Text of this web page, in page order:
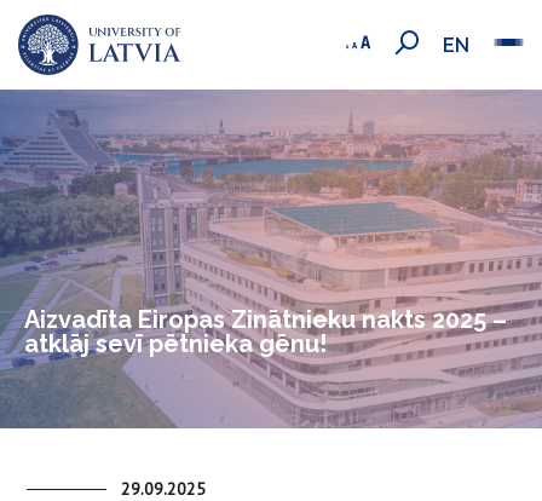
EN
Aizvadīta Eiropas Zinātnieku nakts 2025 –
atklāj sevī pētnieka gēnu!
29.09.2025